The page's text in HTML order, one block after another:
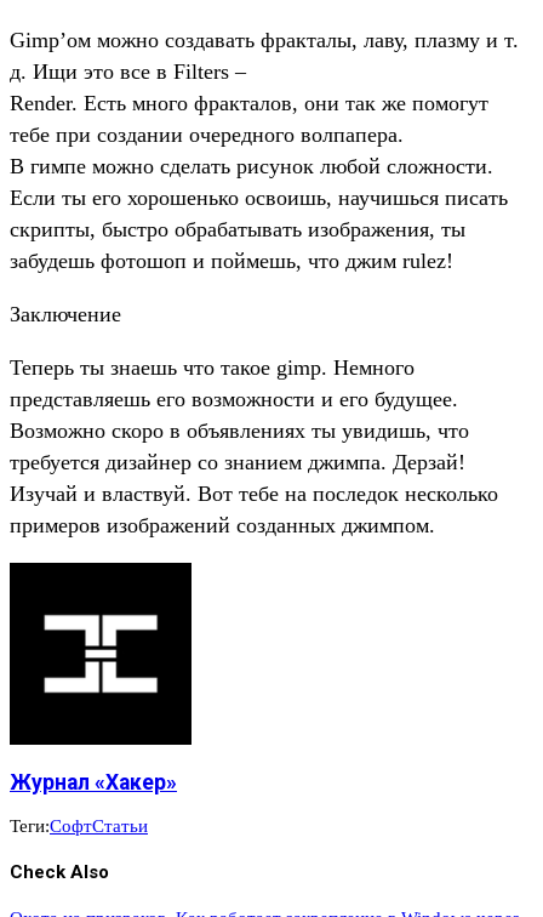
Gimp’ом можно создавать фракталы, лаву, плазму и т.
д. Ищи это все в Filters –
Render. Есть много фракталов, они так же помогут
тебе при создании очередного волпапера.
В гимпе можно сделать рисунок любой сложности.
Если ты его хорошенько освоишь, научишься писать
скрипты, быстро обрабатывать изображения, ты
забудешь фотошоп и поймешь, что джим rulez!
Заключение
Теперь ты знаешь что такое gimp. Немного
представляешь его возможности и его будущее.
Возможно скоро в объявлениях ты увидишь, что
требуется дизайнер со знанием джимпа. Дерзай!
Изучай и властвуй. Вот тебе на последок несколько
примеров изображений созданных джимпом.
Журнал «Хакер»
Теги:СофтСтатьи
Check Also